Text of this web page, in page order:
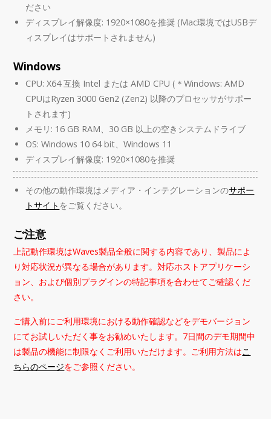
ださい
ディスプレイ解像度: 1920×1080を推奨 (Mac環境ではUSBデ
ィスプレイはサポートされません)
Windows
CPU: X64 互換 Intel または AMD CPU (＊Windows: AMD
CPUはRyzen 3000 Gen2 (Zen2) 以降のプロセッサがサポー
トされます)
メモリ: 16 GB RAM、30 GB 以上の空きシステムドライブ
OS: Windows 10 64 bit、Windows 11
ディスプレイ解像度: 1920×1080を推奨
その他の動作環境はメディア・インテグレーションのサポー
トサイト をご覧ください。
ご注意
上記動作環境はWaves製品全般に関する内容であり、製品によ
り対応状況が異なる場合があります。対応ホストアプリケーシ
ョン、および個別プラグインの特記事項を合わせてご確認くだ
さい。
ご購入前にご利用環境における動作確認などをデモバージョン
にてお試しいただく事をお勧めいたします。7日間のデモ期間中
は製品の機能に制限なくご利用いただけます。ご利用方法はこ
ちらのページをご参照ください。